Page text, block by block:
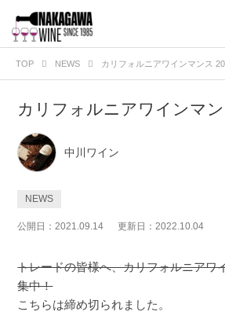
TOP NEWS カリフォルニアワインマンス
カリフォルニアワインマ
中川ワイン
NEWS
公開日：2021.09.14 更新日：2022.10.04
トレードの皆様へ、カリフォルニアワ
集中！
こちらは締め切られました。